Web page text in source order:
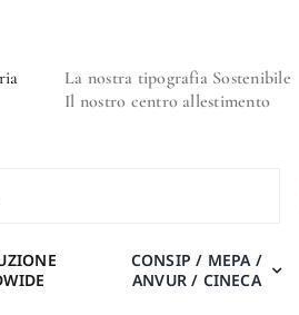
La nostra tipografia Sostenibile
Il nostro centro allestimento
CONSIP / MEPA /
ANVUR / CINECA